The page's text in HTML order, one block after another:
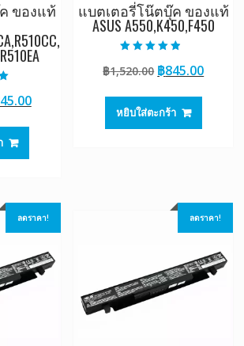
ของแท้
Current
แบตเตอรี่โน๊ตบุ๊ค ของแท้
ASUS A550,K450,F450
4.50
ตั้งแต่ 1-5
฿1,520.00 Original
was:
฿1,520.00.
฿845.00
หยิบใส่ตะกร้า
ลดราคา! ลดราคา!